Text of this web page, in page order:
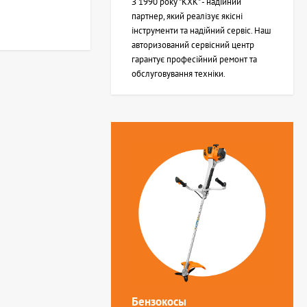
партнер, який реалізує якісні
інструменти та надійний сервіс. Наш
авторизований сервісний центр
гарантує професійний ремонт та
обслуговування техніки.
Бензокосы